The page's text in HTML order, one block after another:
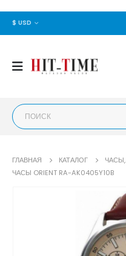
$ USD
ГЛАВНАЯ КАТАЛОГ ЧАСЫ,
ЧАСЫ ORIENT RA-AK0405Y10B